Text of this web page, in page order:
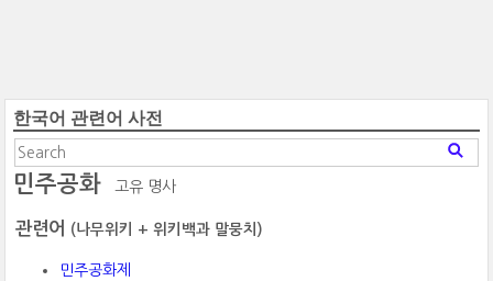
한국어 관련어 사전
민주공화 고유 명사
관련어 (나무위키 + 위키백과 말뭉치)
민주공화제